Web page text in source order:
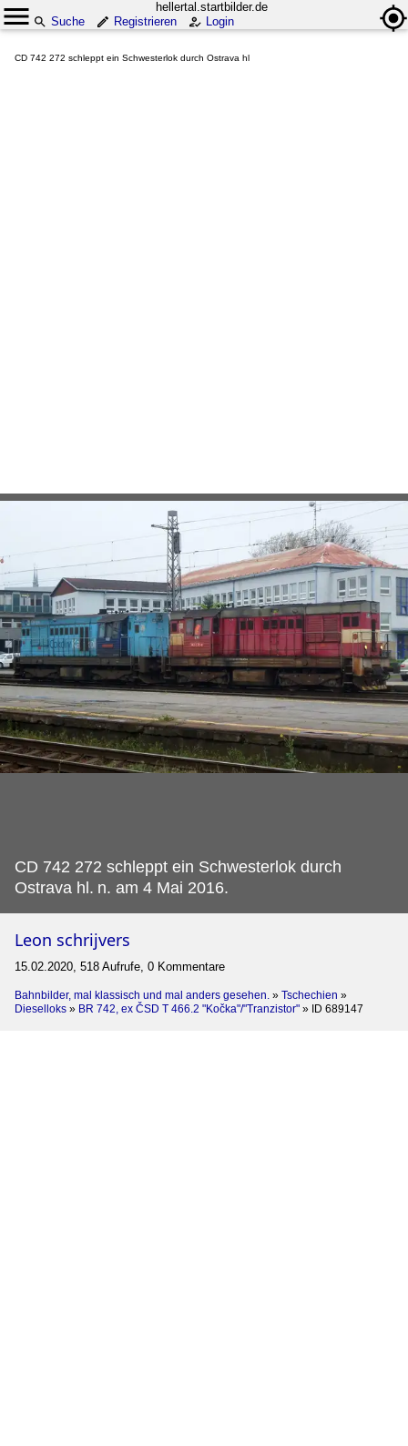
hellertal.startbilder.de
Suche
Registrieren Login
CD 742 272 schleppt ein Schwesterlok durch Ostrava hl
CD 742 272 schleppt ein Schwesterlok durch
Ostrava hl. n. am 4 Mai 2016.
Leon schrijvers
15.02.2020, 518 Aufrufe, 0 Kommentare
Bahnbilder, mal klassisch und mal anders gesehen. » Tschechien »
Dieselloks » BR 742, ex ČSD T 466.2 "Kočka"/"Tranzistor" » ID 689147